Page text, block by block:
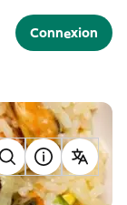
Connexion